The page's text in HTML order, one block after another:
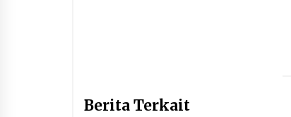
Berita Terkait